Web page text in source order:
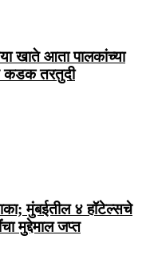
खाते आता पालकांच्या
कडक तरतुदी
मुंबईतील ४ हॉटेल्सचे
मुद्देमाल जप्त